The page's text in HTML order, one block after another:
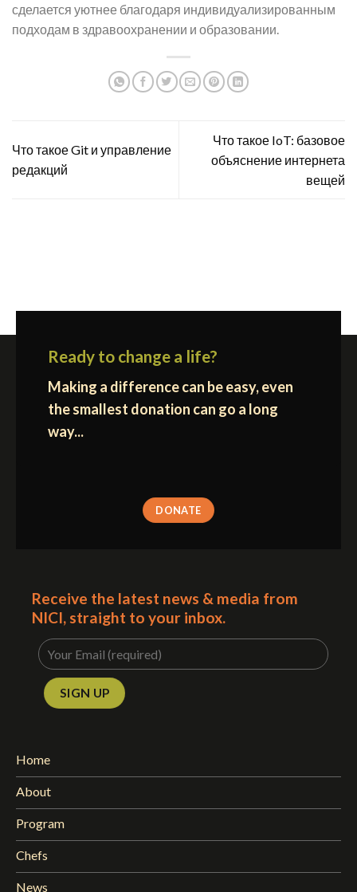
сделается уютнее благодаря индивидуализированным
подходам в здравоохранении и образовании.
Что такое Git и управление
редакций
Что такое IoT: базовое
объяснение интернета
вещей
Ready to change a life?
Making a difference can be easy, even
the smallest donation can go a long
way...
DONATE
Receive the latest news & media from
NICI, straight to your inbox.
Home
About
Program
Chefs
News